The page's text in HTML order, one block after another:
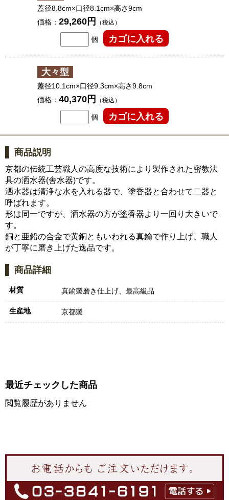
蓋径8.8cm×口径8.1cm×高さ9cm
価格： 29,260円 （税込）
個
大々型
蓋径10.1cm×口径9.3cm×高さ9.8cm
価格： 40,370円 （税込）
個
商品説明
京都の伝統工芸職人の高度な技術により製作された密教法
具の洒水器(舎水器)です。
洒水器は清浄な水を入れる器で、塗香器と合わせて二器と
呼ばれます。
形は同一ですが、洒水器の方が塗香器より一回り大きいで
す。
銅と亜鉛の合金で黄銅ともいわれる真鍮で作り上げ、職人
が丁寧に磨き上げた逸品です。
商品詳細
材質 真鍮製磨き仕上げ、最高級品
生産地 京都製
最近チェックした商品
閲覧履歴がありません